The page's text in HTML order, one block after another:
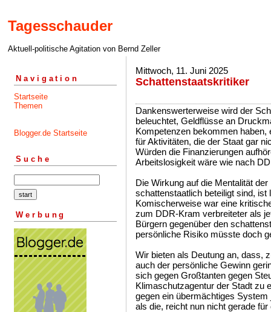
Tagesschauder
Aktuell-politische Agitation von Bernd Zeller
Navigation
Startseite
Themen
Blogger.de Startseite
Suche
Werbung
Mittwoch, 11. Juni 2025
Schattenstaatskritiker
Dankenswerterweise wird der
beleuchtet, Geldflüsse an
Kompetenzen bekommen haben,
für Aktivitäten, die der Staat gar
Würden die Finanzierungen
Arbeitslosigkeit wäre wie nach
Die Wirkung auf die Mentalität
schattenstaatlich beteiligt sind,
Komischerweise war eine
zum DDR-Kram verbreiteter als
Bürgern gegenüber den
persönliche Risiko müsste doch
Wir bieten als Deutung an, dass,
auch der persönliche Gewinn
sich gegen Großtanten gegen
Klimaschutzagentur der Stadt zu
gegen ein übermächtiges
als die, reicht nun nicht gerade